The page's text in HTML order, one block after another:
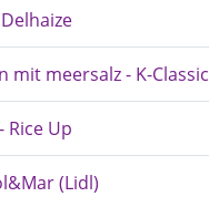
mit meersalz - K-Classic
Rice Up
(Lidl)